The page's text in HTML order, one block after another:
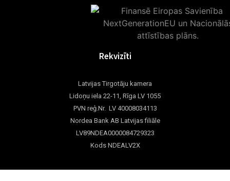
Rekvizīti
Latvijas Tirgotāju kamera
Lidoņu iela 22-11, Rīga LV 1055
PVN reģ.Nr. LV 40008034113
Nordea Bank AB Latvijas filiāle
LV89NDEA0000084729323
Kods NDEALV2X